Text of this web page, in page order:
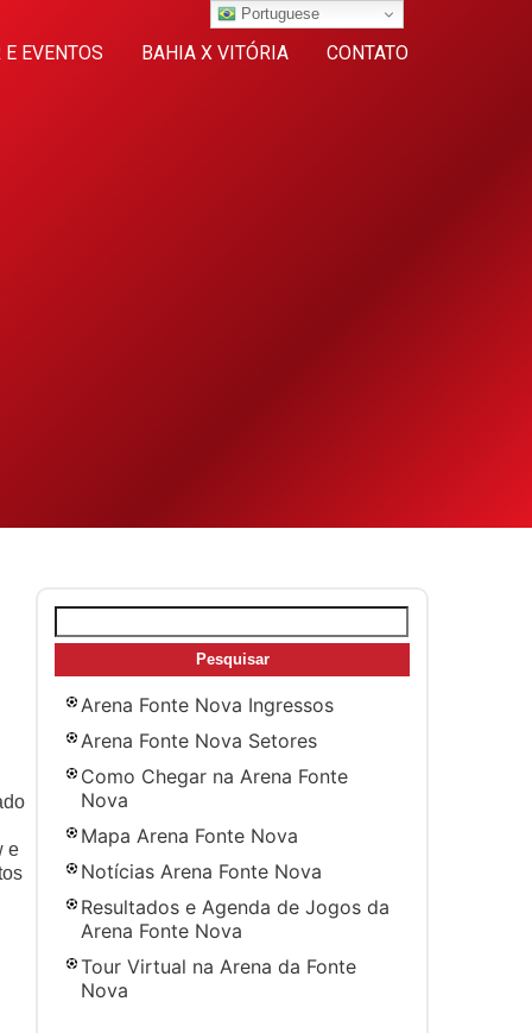
E EVENTOS BAHIA X VITÓRIA CONTATO
e
por:
Arena Fonte Nova Ingressos
Arena Fonte Nova Setores
Como Chegar na Arena Fonte
Nova
Mapa Arena Fonte Nova
Notícias Arena Fonte Nova
Resultados e Agenda de Jogos da
Arena Fonte Nova
Tour Virtual na Arena da Fonte
Nova
Portuguese